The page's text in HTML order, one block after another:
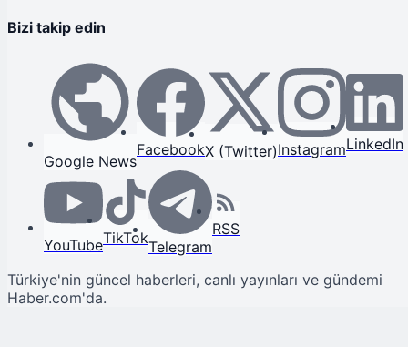
Bizi takip edin
Google News
FacebookX (Twitter)InstagramLinkedIn
YouTubeTikTokTelegram
RSS
Türkiye'nin güncel haberleri, canlı yayınları ve gündemi
Haber.com'da.